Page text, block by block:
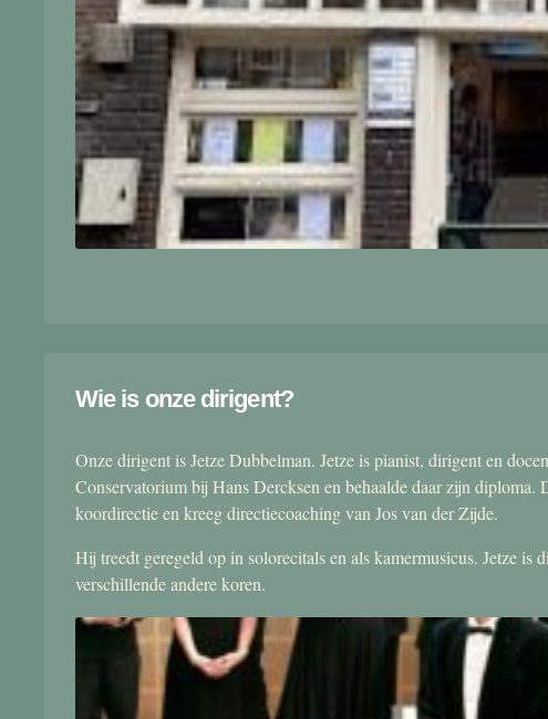
Wie is onze dirigent?
Onze dirigent is Jetze Dubbelman. Jetze is pianist, dirigent en
Conservatorium bij Hans Dercksen en behaalde daar zijn
koordirectie en kreeg directiecoaching van Jos van der Zijde.
Hij treedt geregeld op in solorecitals en als kamermusicus. Jetze
verschillende andere koren.